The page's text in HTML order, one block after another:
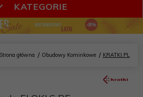
KATEGORIE
Strona główna Obudowy Kominkowe KRATKI.PL